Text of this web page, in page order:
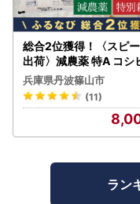
総合2位獲得！〈スピ
出荷〉減農薬 特A コシ
リ 5kg 丹波篠山産 特別
米 こしひかり
兵庫県丹波篠山市
(11)
ラン